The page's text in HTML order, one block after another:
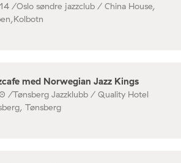
/Oslo søndre jazzclub / China House,
med Norwegian Jazz Kings
/Tønsberg Jazzklubb / Quality Hotel
Tønsberg